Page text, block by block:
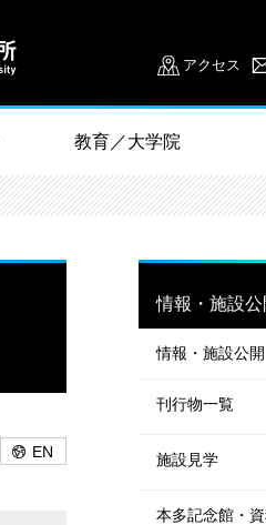
アクセス
教育／大学院
EN
情報・施設公
情報・施設公開
刊行物一覧
施設見学
本多記念館・